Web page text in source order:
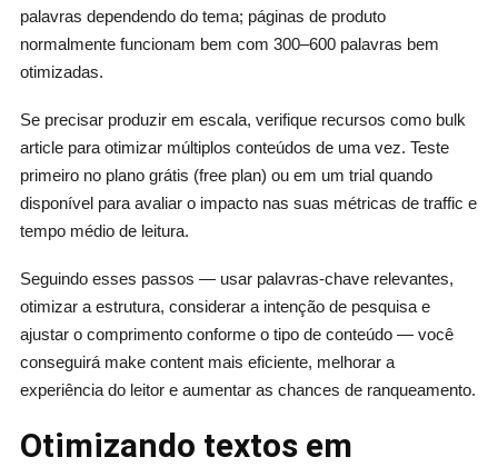
palavras dependendo do tema; páginas de produto
normalmente funcionam bem com 300–600 palavras bem
otimizadas.
Se precisar produzir em escala, verifique recursos como bulk
article para otimizar múltiplos conteúdos de uma vez. Teste
primeiro no plano grátis (free plan) ou em um trial quando
disponível para avaliar o impacto nas suas métricas de traffic e
tempo médio de leitura.
Seguindo esses passos — usar palavras-chave relevantes,
otimizar a estrutura, considerar a intenção de pesquisa e
ajustar o comprimento conforme o tipo de conteúdo — você
conseguirá make content mais eficiente, melhorar a
experiência do leitor e aumentar as chances de ranqueamento.
Otimizando textos em